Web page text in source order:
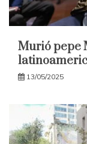
Murió pepe
13/05/2025